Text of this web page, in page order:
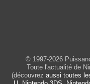
© 1997-2026
Toute l'actualité de
(découvrez aussi toutes